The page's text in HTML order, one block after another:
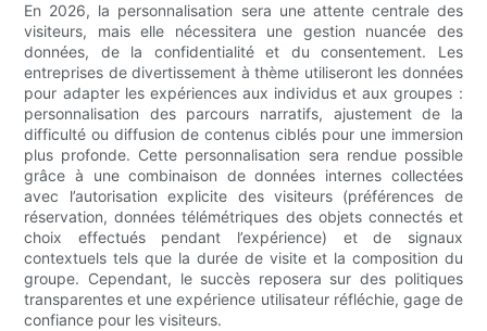
En 2026, la personnalisation sera une attente centrale des
visiteurs, mais elle nécessitera une gestion nuancée des
données, de la confidentialité et du consentement. Les
entreprises de divertissement à thème utiliseront les données
pour adapter les expériences aux individus et aux groupes :
personnalisation des parcours narratifs, ajustement de la
difficulté ou diffusion de contenus ciblés pour une immersion
plus profonde. Cette personnalisation sera rendue possible
grâce à une combinaison de données internes collectées
avec l’autorisation explicite des visiteurs (préférences de
réservation, données télémétriques des objets connectés et
choix effectués pendant l’expérience) et de signaux
contextuels tels que la durée de visite et la composition du
groupe. Cependant, le succès reposera sur des politiques
transparentes et une expérience utilisateur réfléchie, gage de
confiance pour les visiteurs.